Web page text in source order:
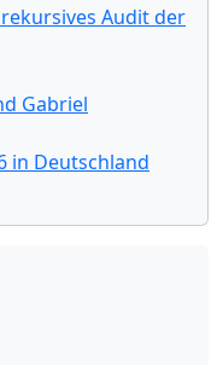
Audit der
Gabriel
in Deutschland